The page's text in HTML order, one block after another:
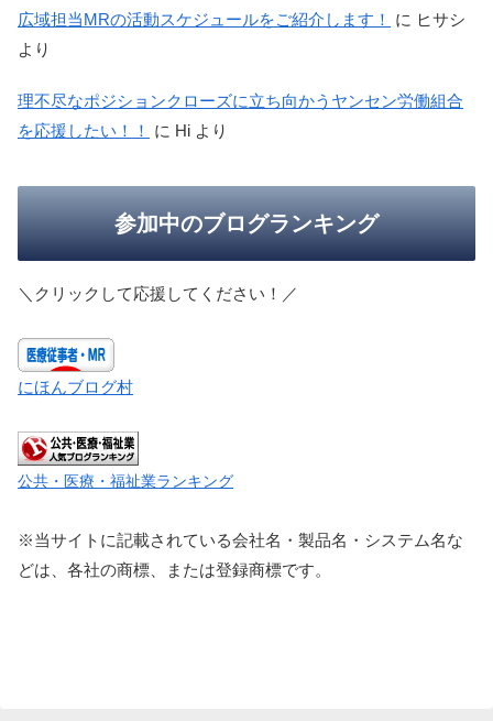
広域担当MRの活動スケジュールをご紹介します！ に ヒサシ
より
理不尽なポジションクローズに立ち向かうヤンセン労働組合
を応援したい！！
に Hi より
参加中のブログランキング
＼クリックして応援してください！／
にほんブログ村
公共・医療・福祉業ランキング
※当サイトに記載されている会社名・製品名・システム名な
どは、各社の商標、または登録商標です。